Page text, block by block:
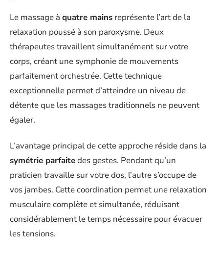
Le massage à quatre mains représente l’art de la
relaxation poussé à son paroxysme. Deux
thérapeutes travaillent simultanément sur votre
corps, créant une symphonie de mouvements
parfaitement orchestrée. Cette technique
exceptionnelle permet d’atteindre un niveau de
détente que les massages traditionnels ne peuvent
égaler.
L’avantage principal de cette approche réside dans la
symétrie parfaitedes gestes. Pendant qu’un
praticien travaille sur votre dos, l’autre s’occupe de
vos jambes. Cette coordination permet une relaxation
musculaire complète et simultanée, réduisant
considérablement le temps nécessaire pour évacuer
les tensions.